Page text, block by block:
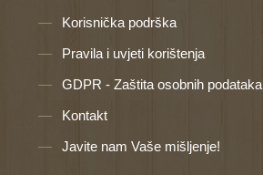
Korisnička podrška
Pravila i uvjeti korištenja
GDPR - Zaštita osobnih podataka
Kontakt
Javite nam Vaše mišljenje!